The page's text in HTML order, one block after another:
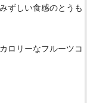
ずしい食感のとうも
ロリーなフルーツコ